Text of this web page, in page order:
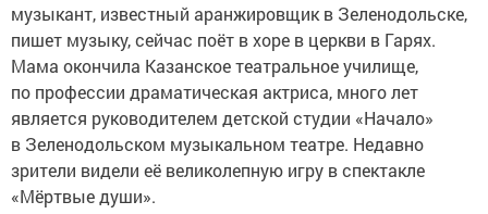
музыкант, известный аранжировщик в Зеленодольске,
пишет музыку, сейчас поёт в хоре в церкви в Гарях.
Мама окончила Казанское театральное училище,
по профессии драматическая актриса, много лет
является руководителем детской студии «Начало»
в Зеленодольском музыкальном театре. Недавно
зрители видели её великолепную игру в спектакле
«Мёртвые души».